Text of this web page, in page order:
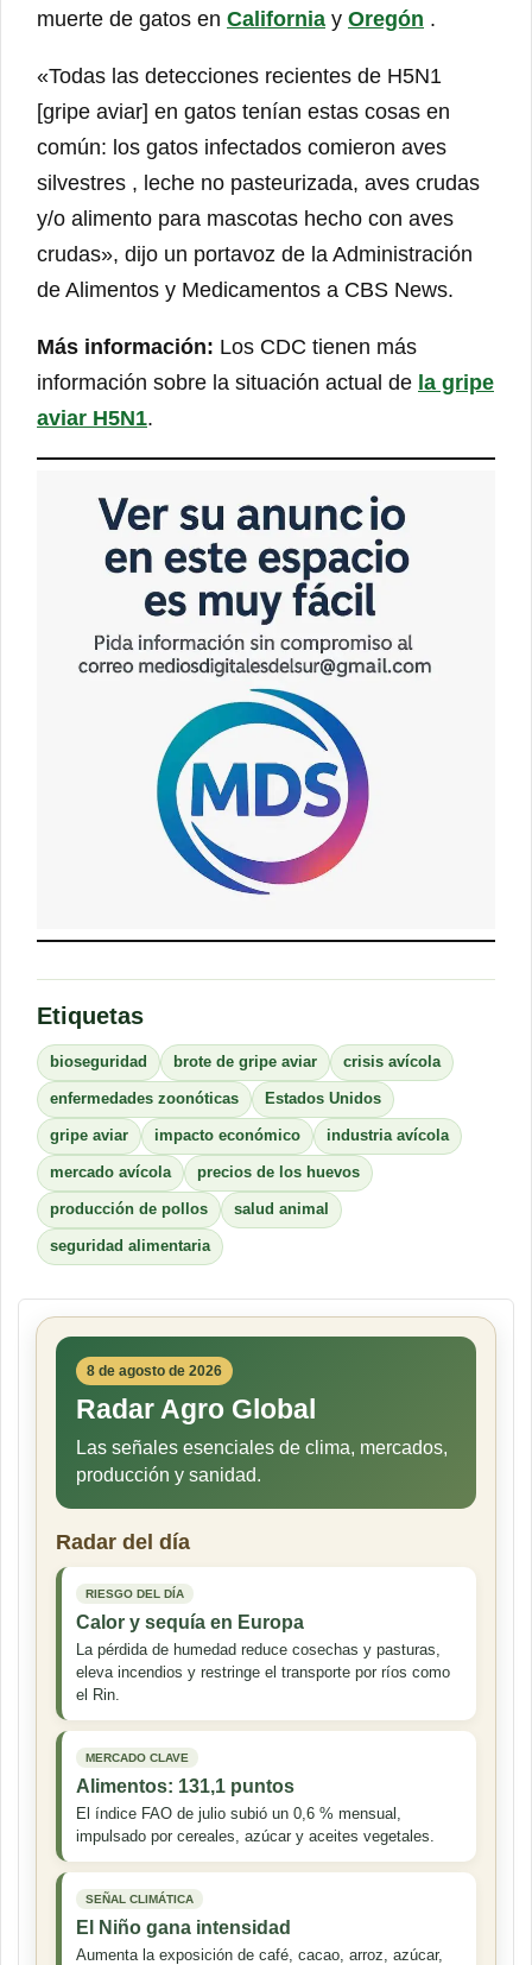
muerte de gatos en California y Oregón .
«Todas las detecciones recientes de H5N1
[gripe aviar] en gatos tenían estas cosas en
común: los gatos infectados comieron aves
silvestres , leche no pasteurizada, aves crudas
y/o alimento para mascotas hecho con aves
crudas», dijo un portavoz de la Administración
de Alimentos y Medicamentos a CBS News.
Más información: Los CDC tienen más
información sobre la situación actual de la gripe
aviar H5N1.
Etiquetas
bioseguridad brote de gripe aviar crisis avícola
enfermedades zoonóticas Estados Unidos
gripe aviar impacto económico industria avícola
mercado avícola precios de los huevos
producción de pollos salud animal
seguridad alimentaria
8 de agosto de 2026
Radar Agro Global
Las señales esenciales de clima, mercados,
producción y sanidad.
Radar del día
RIESGO DEL DÍA
Calor y sequía en Europa
La pérdida de humedad reduce cosechas y pasturas,
eleva incendios y restringe el transporte por ríos como
el Rin.
MERCADO CLAVE
Alimentos: 131,1 puntos
El índice FAO de julio subió un 0,6 % mensual,
impulsado por cereales, azúcar y aceites vegetales.
SEÑAL CLIMÁTICA
El Niño gana intensidad
Aumenta la exposición de café, cacao, arroz, azúcar,